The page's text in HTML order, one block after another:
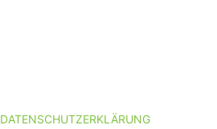
DATENSCHUTZERKLÄRUNG